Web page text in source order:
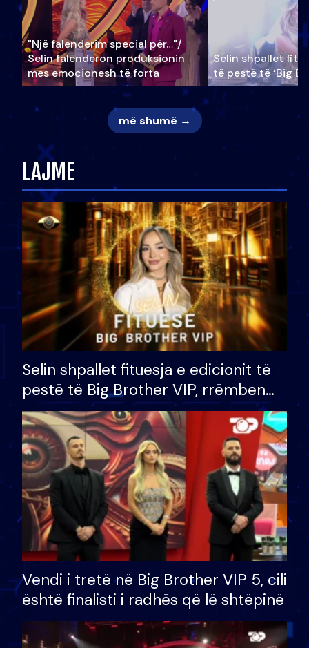
"Një falenderim special për…"/
Selin falënderon produksionin
mes emocionesh të forta
Selin shpallet
të pestë të ‘Big
më shumë →
LAJME
Selin shpallet fituesja e edicionit të
pestë të Big Brother VIP, rrëmben
çmimin e madh prej 100 mijë eurosh
Vendi i tretë në Big Brother VIP 5, cili
është finalisti i radhës që lë shtëpinë